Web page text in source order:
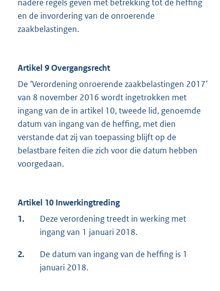
nadere regels geven met betrekking tot de heffing
en de invordering van de onroerende
zaakbelastingen.
Artikel 9 Overgangsrecht
De ‘Verordening onroerende zaakbelastingen 2017’
van 8 november 2016 wordt ingetrokken met
ingang van de in artikel 10, tweede lid, genoemde
datum van ingang van de heffing, met dien
verstande dat zij van toepassing blijft op de
belastbare feiten die zich voor die datum hebben
voorgedaan.
Artikel 10 Inwerkingtreding
1.
Deze verordening treedt in werking met
ingang van 1 januari 2018.
2.
De datum van ingang van de heffing is 1
januari 2018.